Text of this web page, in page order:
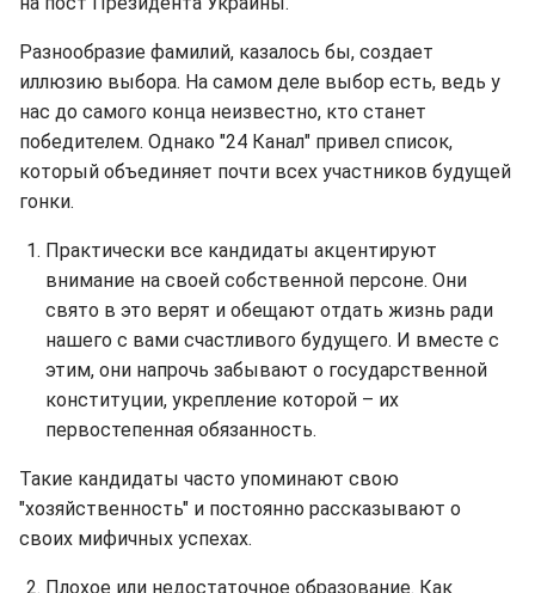
Разнообразие фамилий, казалось бы, создает
иллюзию выбора. На самом деле выбор есть, ведь у
нас до самого конца неизвестно, кто станет
победителем. Однако "24 Канал" привел список,
который объединяет почти всех участников будущей
гонки.
Практически все кандидаты акцентируют
внимание на своей собственной персоне. Они
свято в это верят и обещают отдать жизнь ради
нашего с вами счастливого будущего. И вместе с
этим, они напрочь забывают о государственной
конституции, укрепление которой – их
первостепенная обязанность.
Такие кандидаты часто упоминают свою
"хозяйственность" и постоянно рассказывают о
своих мифичных успехах.
Плохое или недостаточное образование. Как